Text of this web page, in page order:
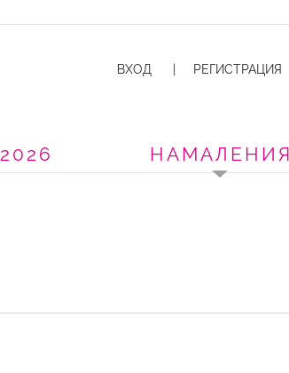
ВХОД РЕГИСТРАЦИЯ
НАМАЛЕНИЯ